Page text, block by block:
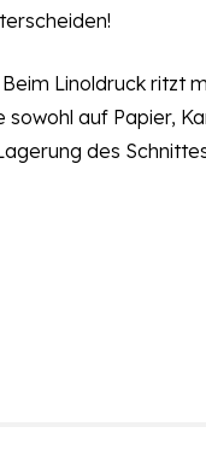
Linoldruck ritzt
auf Papier,
des